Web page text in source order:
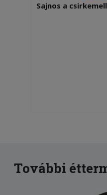
Sajnos a
További